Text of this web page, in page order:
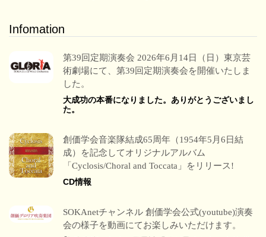
Infomation
第39回定期演奏会 2026年6月14日（日）東京芸
術劇場にて、第39回定期演奏会を開催いたしま
した。
大成功の本番になりました。ありがとうございまし
た。
創価学会音楽隊結成65周年（1954年5月6日結
成）を記念してオリジナルアルバム
「Cyclosis/Choral and Toccata」をリリース!
CD情報
SOKAnetチャンネル 創価学会公式(youtube)演奏
会の様子を動画にてお楽しみいただけます。